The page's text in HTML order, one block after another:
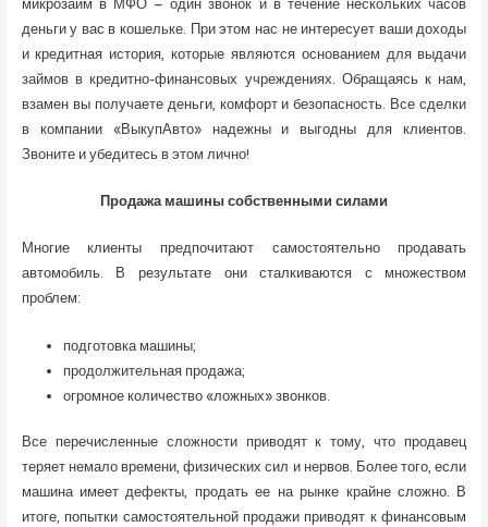
микрозайм в МФО – один звонок и в течение нескольких часов
деньги у вас в кошельке. При этом нас не интересует ваши доходы
и кредитная история, которые являются основанием для выдачи
займов в кредитно-финансовых учреждениях. Обращаясь к нам,
взамен вы получаете деньги, комфорт и безопасность. Все сделки
в компании «ВыкупАвто» надежны и выгодны для клиентов.
Звоните и убедитесь в этом лично!
Продажа машины собственными силами
Многие клиенты предпочитают самостоятельно продавать
автомобиль. В результате они сталкиваются с множеством
проблем:
подготовка машины;
продолжительная продажа;
огромное количество «ложных» звонков.
Все перечисленные сложности приводят к тому, что продавец
теряет немало времени, физических сил и нервов. Более того, если
машина имеет дефекты, продать ее на рынке крайне сложно. В
итоге, попытки самостоятельной продажи приводят к финансовым